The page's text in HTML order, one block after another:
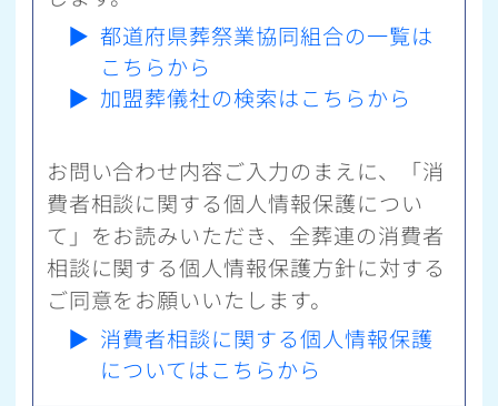
▶ 都道府県葬祭業協同組合の一覧は
こちらから
▶ 加盟葬儀社の検索はこちらから
お問い合わせ内容ご入力のまえに、「消
費者相談に関する個人情報保護につい
て」をお読みいただき、全葬連の消費者
相談に関する個人情報保護方針に対する
ご同意をお願いいたします。
▶ 消費者相談に関する個人情報保護
についてはこちらから